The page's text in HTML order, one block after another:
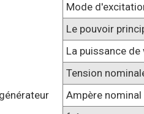
générateur
Mode
Le pouvoir
La puissance de
Tension
Ampère nominal